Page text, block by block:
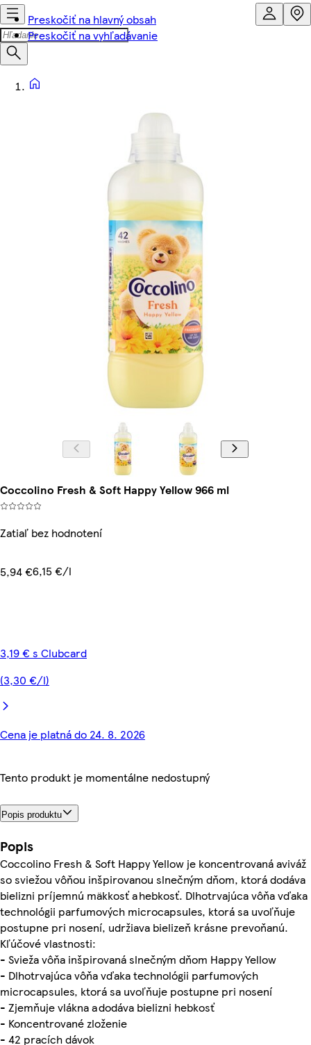
Preskočiť na hlavný obsah
Preskočiť na vyhľadávanie
Coccolino Fresh & Soft Happy Yellow 966 ml
Zatiaľ bez hodnotení
5,94 €6,15 €/l
3,19 € s Clubcard
(3,30 €/l)
Cena je platná do 24. 8. 2026
Tento produkt je momentálne nedostupný
Popis produktu
Popis
Coccolino Fresh & Soft Happy Yellow je koncentrovaná aviváž
so sviežou vôňou inšpirovanou slnečným dňom, ktorá dodáva
bielizni príjemnú mäkkosť a hebkosť. Dlhotrvajúca vôňa vďaka
technológii parfumových microcapsules, ktorá sa uvoľňuje
postupne pri nosení, udržiava bielizeň krásne prevoňanú.
Kľúčové vlastnosti:
- Svieža vôňa inšpirovaná slnečným dňom Happy Yellow
- Dlhotrvajúca vôňa vďaka technológii parfumových
microcapsules, ktorá sa uvoľňuje postupne pri nosení
- Zjemňuje vlákna a dodáva bielizni hebkosť
- Koncentrované zloženie
- 42 pracích dávok